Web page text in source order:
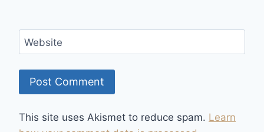
Website
This site uses Akismet to reduce spam. Learn